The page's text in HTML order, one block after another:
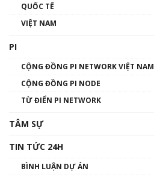
QUỐC TẾ
VIỆT NAM
PI
CỘNG ĐỒNG PI NETWORK VIỆT NAM
CỘNG ĐỒNG PI NODE
TỪ ĐIỂN PI NETWORK
TÂM SỰ
TIN TỨC 24H
BÌNH LUẬN DỰ ÁN